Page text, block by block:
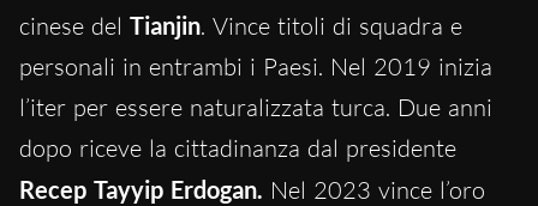
cinese del Tianjin. Vince titoli di squadra e
personali in entrambi i Paesi. Nel 2019 inizia
l’iter per essere naturalizzata turca. Due anni
dopo riceve la cittadinanza dal presidente
Recep Tayyip Erdogan. Nel 2023 vince l’oro